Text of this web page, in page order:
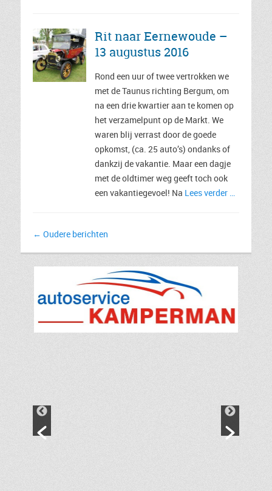
Rit naar Eernewoude –
13 augustus 2016
Rond een uur of twee vertrokken we
met de Taunus richting Bergum, om
na een drie kwartier aan te komen op
het verzamelpunt op de Markt. We
waren blij verrast door de goede
opkomst, (ca. 25 auto’s) ondanks of
dankzij de vakantie. Maar een dagje
met de oldtimer weg geeft toch ook
een vakantiegevoel! Na Lees verder …
Bericht
← Oudere berichten